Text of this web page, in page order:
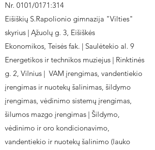
Nr. 0101/0171:314
Eišiškių S.Rapolionio gimnazija "Vilties"
skyrius | Ąžuolų g. 3, Eišiškės
Ekonomikos, Teisės fak. | Saulėtekio al. 9
Energetikos ir technikos muziejus | Rinktinės
g. 2, Vilnius | VAM įrengimas, vandentiekio
įrengimas ir nuotekų šalinimas, šildymo
įrengimas, vėdinimo sistemų įrengimas,
šilumos mazgo įrengimas | Šildymo,
vėdinimo ir oro kondicionavimo,
vandentiekio ir nuotekų šalinimo (lauko